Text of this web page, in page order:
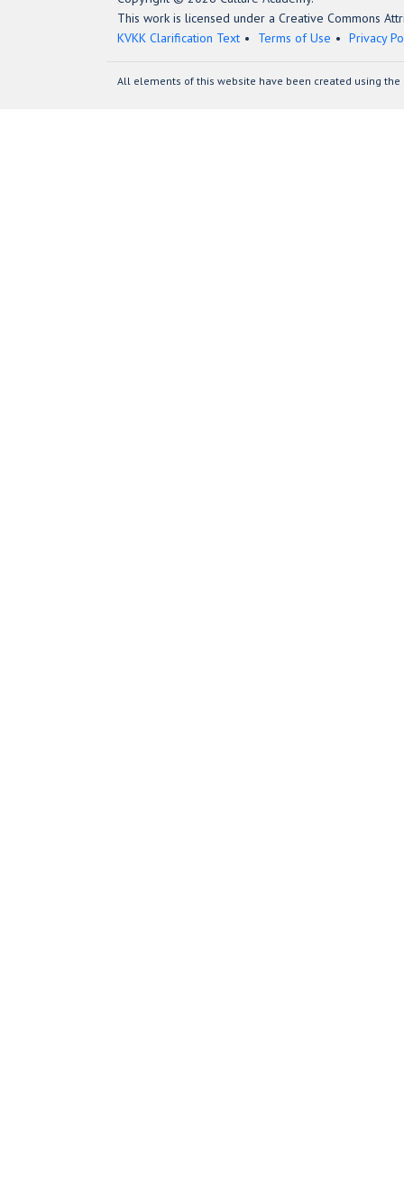
This work is licensed under a Creative Commons
KVKK Clarification Text
Terms of Use Privacy
All elements of this website have been created using the